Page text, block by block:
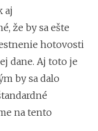
aj
že by sa ešte
hotovosti
dane. Aj toto je
by sa dalo
na tento